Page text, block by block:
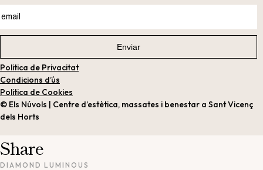
Politica de Privacitat
Condicions d’ús
Politica de Cookies
© Els Núvols | Centre d’estètica, massates i benestar a Sant Vicenç
dels Horts
Share
DIAMOND LUMINOUS